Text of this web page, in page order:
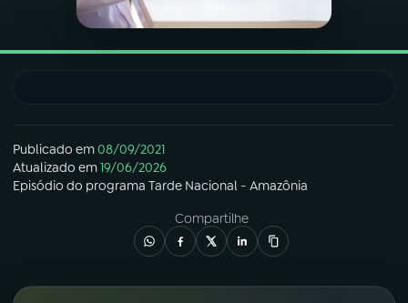
PODCASTS
ÚLTIMAS
ACOMPANHE A RÁDIO NACIONAL
Publicado em08/09/2021
Atualizado em19/06/2026
Episódio do programa Tarde Nacional - Amazônia
Compartilhe